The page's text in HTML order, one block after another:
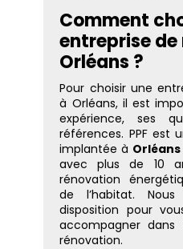
Comment
entreprise
Orléans ?
Pour choisir une
à Orléans, il est
expérience, ses
références. PPF est
implantée à
avec plus de 10
rénovation
de l’habitat.
disposition pour
accompagner
rénovation.